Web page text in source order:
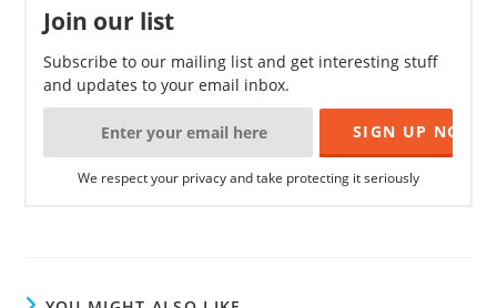
Join our list
Subscribe to our mailing list and get interesting stuff
and updates to your email inbox.
We respect your privacy and take protecting it seriously